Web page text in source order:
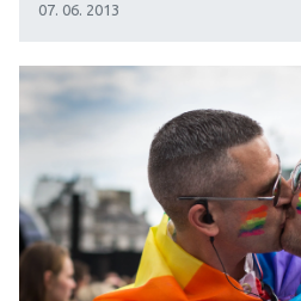
07. 06. 2013